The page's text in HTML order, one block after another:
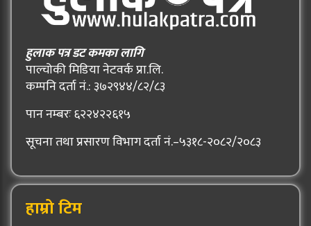
हुलाक पत्र डट कमका लागि
पाल्चोकी मिडिया नेटवर्क प्रा.लि.
कम्पनि दर्ता नं.: ३७२९४४/८२/८३
पान नम्बरः ६२२४२२६१५
सूचना तथा प्रसारण विभाग दर्ता नं.–५३१८-२०८२/२०८३
हाम्रो टिम